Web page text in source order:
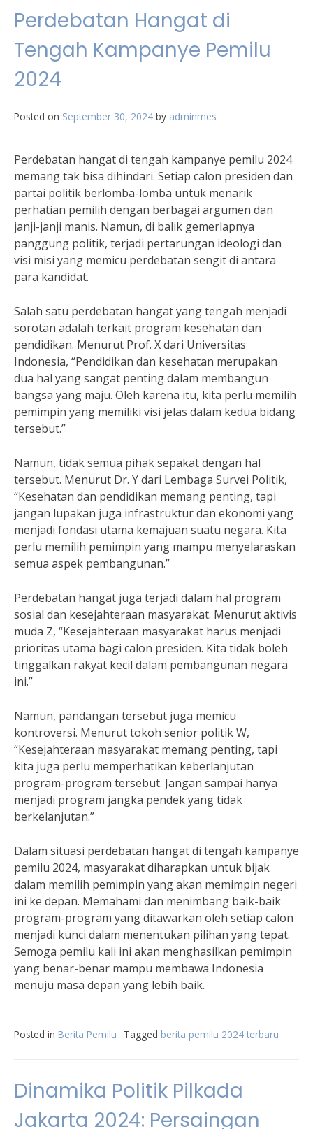
Perdebatan Hangat di
Tengah Kampanye Pemilu
2024
Posted on September 30, 2024 by adminmes
Perdebatan hangat di tengah kampanye pemilu 2024
memang tak bisa dihindari. Setiap calon presiden dan
partai politik berlomba-lomba untuk menarik
perhatian pemilih dengan berbagai argumen dan
janji-janji manis. Namun, di balik gemerlapnya
panggung politik, terjadi pertarungan ideologi dan
visi misi yang memicu perdebatan sengit di antara
para kandidat.
Salah satu perdebatan hangat yang tengah menjadi
sorotan adalah terkait program kesehatan dan
pendidikan. Menurut Prof. X dari Universitas
Indonesia, “Pendidikan dan kesehatan merupakan
dua hal yang sangat penting dalam membangun
bangsa yang maju. Oleh karena itu, kita perlu memilih
pemimpin yang memiliki visi jelas dalam kedua bidang
tersebut.”
Namun, tidak semua pihak sepakat dengan hal
tersebut. Menurut Dr. Y dari Lembaga Survei Politik,
“Kesehatan dan pendidikan memang penting, tapi
jangan lupakan juga infrastruktur dan ekonomi yang
menjadi fondasi utama kemajuan suatu negara. Kita
perlu memilih pemimpin yang mampu menyelaraskan
semua aspek pembangunan.”
Perdebatan hangat juga terjadi dalam hal program
sosial dan kesejahteraan masyarakat. Menurut aktivis
muda Z, “Kesejahteraan masyarakat harus menjadi
prioritas utama bagi calon presiden. Kita tidak boleh
tinggalkan rakyat kecil dalam pembangunan negara
ini.”
Namun, pandangan tersebut juga memicu
kontroversi. Menurut tokoh senior politik W,
“Kesejahteraan masyarakat memang penting, tapi
kita juga perlu memperhatikan keberlanjutan
program-program tersebut. Jangan sampai hanya
menjadi program jangka pendek yang tidak
berkelanjutan.”
Dalam situasi perdebatan hangat di tengah kampanye
pemilu 2024, masyarakat diharapkan untuk bijak
dalam memilih pemimpin yang akan memimpin negeri
ini ke depan. Memahami dan menimbang baik-baik
program-program yang ditawarkan oleh setiap calon
menjadi kunci dalam menentukan pilihan yang tepat.
Semoga pemilu kali ini akan menghasilkan pemimpin
yang benar-benar mampu membawa Indonesia
menuju masa depan yang lebih baik.
Posted in Berita Pemilu Tagged berita pemilu 2024 terbaru
Dinamika Politik Pilkada
Jakarta 2024: Persaingan